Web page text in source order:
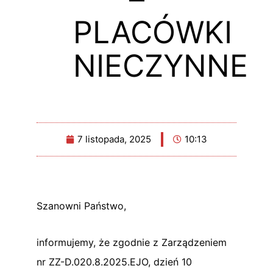
PLACÓWKI
NIECZYNNE
7 listopada, 2025 10:13
Szanowni Państwo,
informujemy, że zgodnie z Zarządzeniem
nr ZZ-D.020.8.2025.EJO, dzień 10